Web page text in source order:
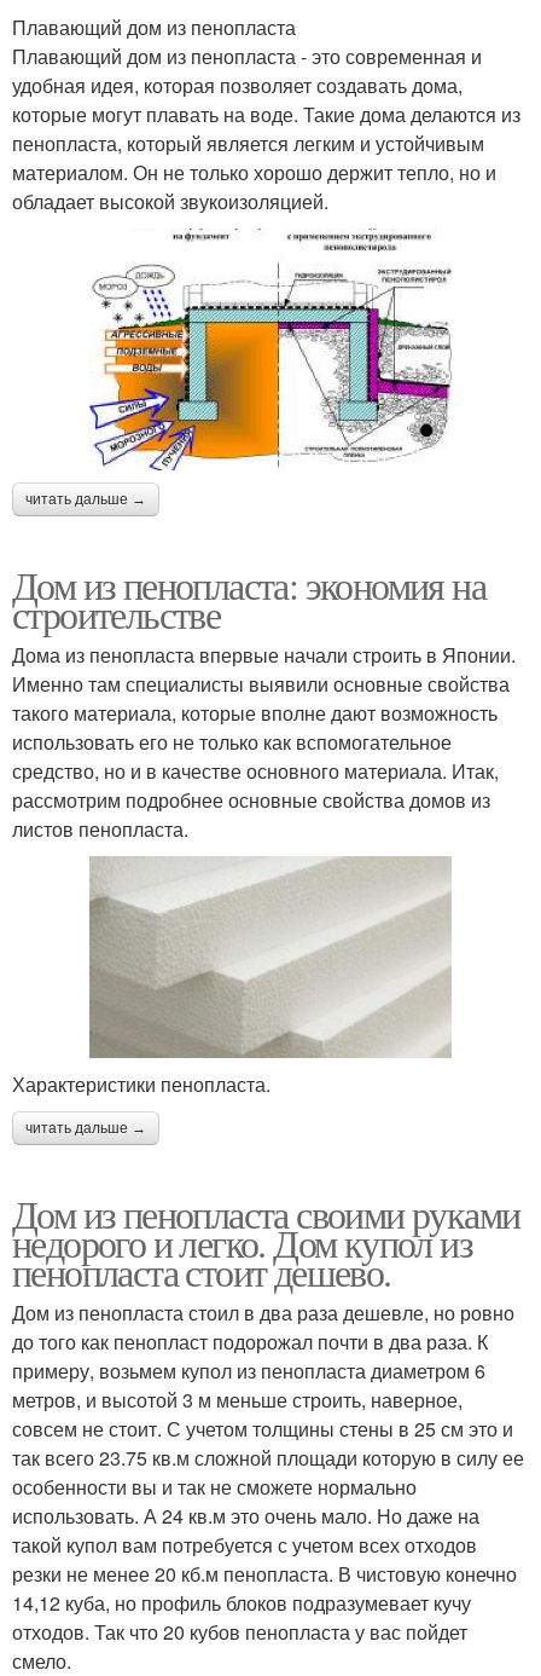
Плавающий дом из пенопласта
Плавающий дом из пенопласта - это современная и
удобная идея, которая позволяет создавать дома,
которые могут плавать на воде. Такие дома делаются из
пенопласта, который является легким и устойчивым
материалом. Он не только хорошо держит тепло, но и
обладает высокой звукоизоляцией.
читать дальше →
Дом из пенопласта: экономия на
строительстве
Дома из пенопласта впервые начали строить в Японии.
Именно там специалисты выявили основные свойства
такого материала, которые вполне дают возможность
использовать его не только как вспомогательное
средство, но и в качестве основного материала. Итак,
рассмотрим подробнее основные свойства домов из
листов пенопласта.
Характеристики пенопласта.
читать дальше →
Дом из пенопласта своими руками
недорого и легко. Дом купол из
пенопласта стоит дешево.
Дом из пенопласта стоил в два раза дешевле, но ровно
до того как пенопласт подорожал почти в два раза. К
примеру, возьмем купол из пенопласта диаметром 6
метров, и высотой 3 м меньше строить, наверное,
совсем не стоит. С учетом толщины стены в 25 см это и
так всего 23.75 кв.м сложной площади которую в силу ее
особенности вы и так не сможете нормально
использовать. А 24 кв.м это очень мало. Но даже на
такой купол вам потребуется с учетом всех отходов
резки не менее 20 кб.м пенопласта. В чистовую конечно
14,12 куба, но профиль блоков подразумевает кучу
отходов. Так что 20 кубов пенопласта у вас пойдет
смело.